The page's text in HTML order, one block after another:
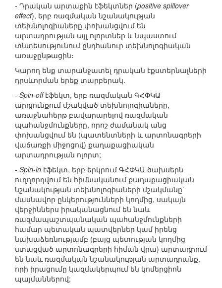
- Դրական արտաքին էֆեկտներ (positive spillover
effect), երբ ռազմական նշանակության
տեխնոլոգիաները փոխանցվում են
արտադրության այլ ոլորտներ և նպաստում
տնտեսությունում ընդհանուր տեխնոլոգիական
առաջընթացին։
Կարող ենք տարանջատել դրական էքստերնալների
դրսևորման երեք տարբերակ.
- Spin-offէֆեկտ, երբ ռազմական ԳՀՓԿԱ
արդյունքում մշակված տեխնոլոգիաները,
առաջնահերթ բավարարելով ռազմական
պահանջմունքները, որոշ ժամանակ անց
փոխանցվում են (պատենտների և արտոնագրերի
վաճառքի միջոցով) քաղաքացիական
արտադրության ոլորտ;
- Spin-in էֆեկտ, երբ երկրում ԳՀՓԿԱ ծախսերն
ուղղորդվում են հիմնականում քաղաքացիական
նշանակության տեխնոլոգիաների մշակմանը՝
մասնավոր ընկերությունների կողմից, սակայն
վերջիններս իրականացնում են նաև
ռազմապաշտպանական պահանջմունքների
համար պետական պատվերներ կամ իրենց
նախաձեռնությամբ (բայց պետության կողմից
ստացված արտոնագրերի հիման վրա) արտադրում
են նաև ռազմական նշանակության արտադրանք,
որի իրացումը կազմակերպում են կոմերցիոն
պայմաններով;